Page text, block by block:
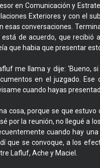
en Comunicación y
Exteriores y con el
esas conversaciones.
está de acuerdo, que recibió
que habia que presentar
me llama y dije: ‘Bueno,
en el juzgado. Ese
cuando hayas
cosa, porque se que
por la reunión, no llegué a
cuando hay una
que se convoque, a los
Lafluf, Ache y Maciel.